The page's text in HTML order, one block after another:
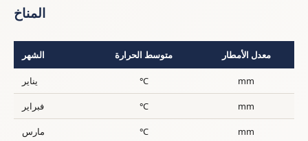
المناخ
الشهر متوسط الحرارة معدل الأمطار
يناير °C mm
فبراير °C mm
مارس °C mm